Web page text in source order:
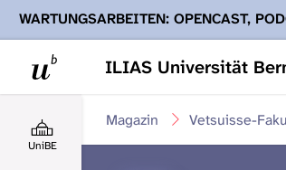
ILIAS Universität
WARTUNGSARBEITEN: OPENCAST,
Ihnen Podcasts, Opencast-Videos und
UniBE
Vetsuisse-
Magazin